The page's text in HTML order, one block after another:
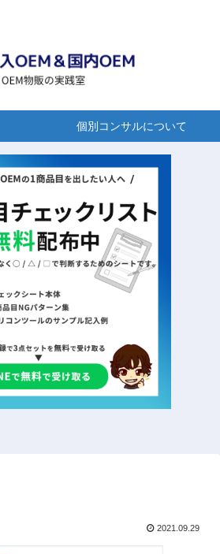
個別コンサルについて
2021.09.29